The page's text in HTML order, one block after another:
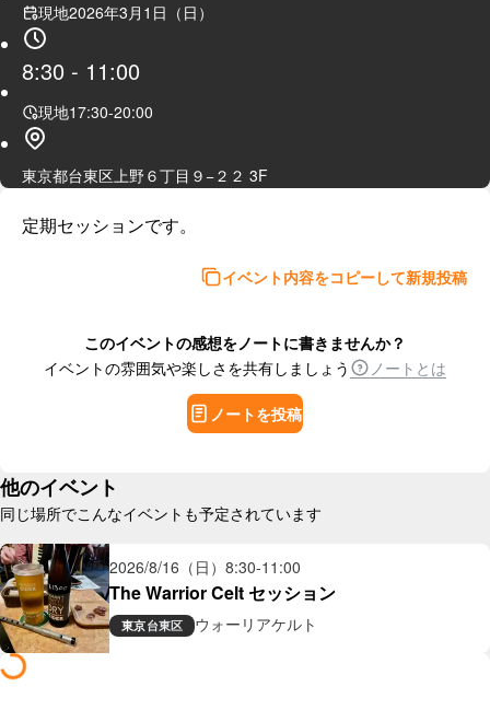
現地2026年3月1日（日）
8:30 - 11:00
現地17:30-20:00
東京都台東区上野６丁目９−２２ 3F
定期セッションです。
イベント内容をコピーして新規投稿
このイベントの感想をノートに書きませんか？
イベントの雰囲気や楽しさを共有しましょう
ノートとは
ノートを投稿
他のイベント
同じ場所でこんなイベントも予定されています
2026/8/16（日） 8:30-11:00
The Warrior Celt セッション
東京台東区 ウォーリアケルト